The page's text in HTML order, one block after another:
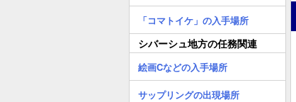
「コマトイケ」の入手場所
シバーシュ地方の任務関連
絵画Cなどの入手場所
サップリングの出現場所